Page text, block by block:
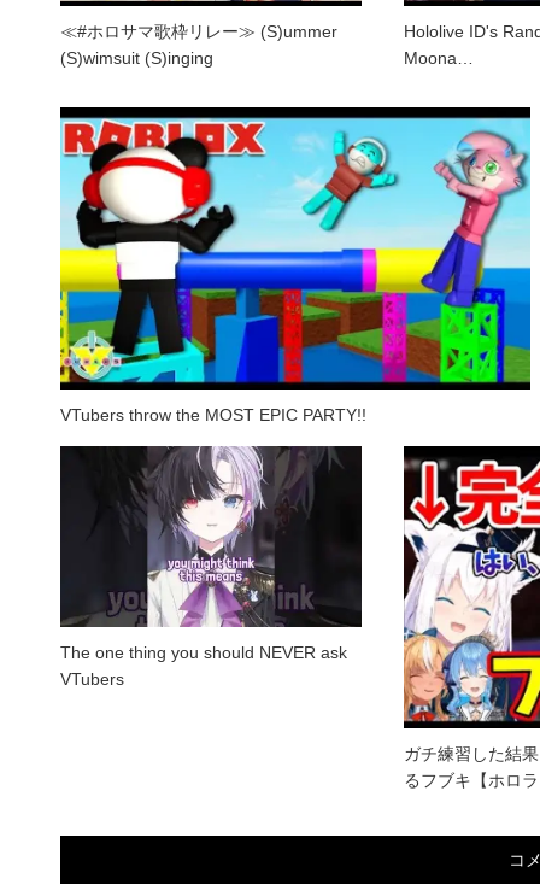
≪#ホロサマ歌枠リレー≫ (S)ummer
(S)wimsuit (S)inging
Hololive ID's
Moona…
VTubers throw the MOST EPIC PARTY!!
The one thing you should NEVER ask
VTubers
ガチ練習した結
るフブキ【ホロ
コ